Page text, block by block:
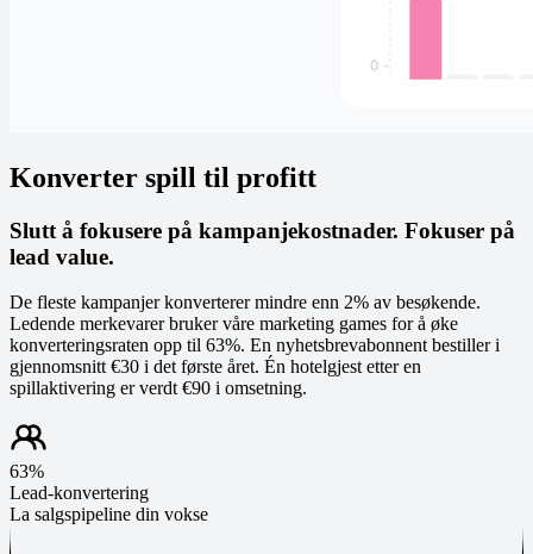
Konverter spill til profitt
Slutt å fokusere på kampanjekostnader. Fokuser på
lead value.
De fleste kampanjer konverterer mindre enn 2% av besøkende.
Ledende merkevarer bruker våre marketing games for å øke
konverteringsraten opp til 63%. En nyhetsbrevabonnent bestiller i
gjennomsnitt €30 i det første året. Én hotelgjest etter en
spillaktivering er verdt €90 i omsetning.
63%
Lead-konvertering
La salgspipeline din vokse